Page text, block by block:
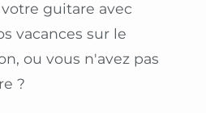
guitare avec
vacances sur le
ou vous n'avez pas
?